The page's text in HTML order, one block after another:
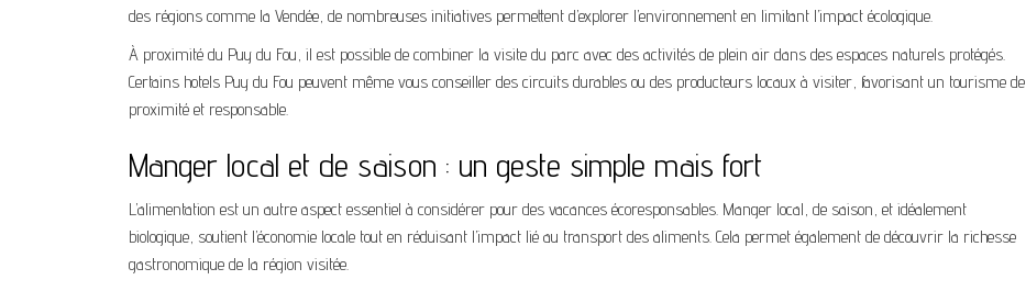
des régions comme la Vendée, de nombreuses initiatives permettent d’explorer l’environnement en limitant l’impact écologique.
À proximité du Puy du Fou, il est possible de combiner la visite du parc avec des activités de plein air dans des espaces naturels protégés.
Certains hotels Puy du Fou peuvent même vous conseiller des circuits durables ou des producteurs locaux à visiter, favorisant un tourisme de
proximité et responsable.
Manger local et de saison : un geste simple mais fort
L’alimentation est un autre aspect essentiel à considérer pour des vacances écoresponsables. Manger local, de saison, et idéalement
biologique, soutient l’économie locale tout en réduisant l’impact lié au transport des aliments. Cela permet également de découvrir la richesse
gastronomique de la région visitée.